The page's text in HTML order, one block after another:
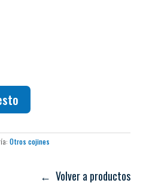
Otros cojines
← Volver a productos